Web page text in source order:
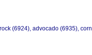
(6924), advocado (6935),